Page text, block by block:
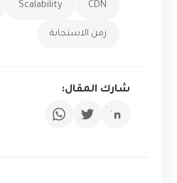
CDN
Scalability
زمن الاستجابة
شارك المقال: